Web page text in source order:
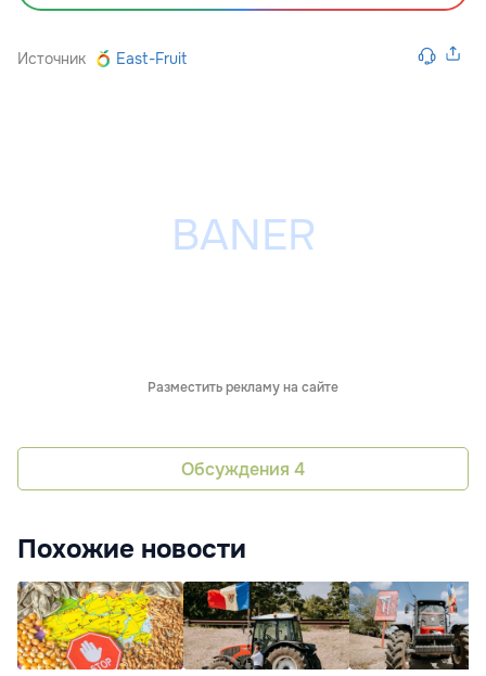
Источник East-Fruit
Разместить рекламу на сайте
Обсуждения 4
Похожие новости